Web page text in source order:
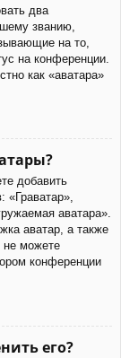
два
званию,
на то,
на конференции.
как «аватара»
добавить
«Граватар»,
аватара».
аватар, а также
не можете
конференции
его?